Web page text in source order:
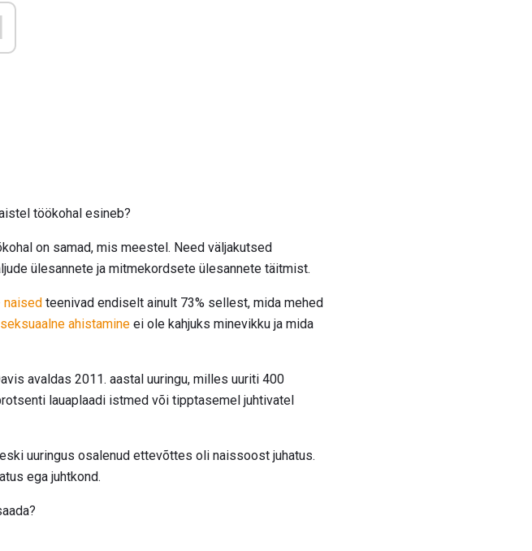
töökohal esineb?
on samad, mis meestel. Need väljakutsed
ülesannete ja mitmekordsete ülesannete täitmist.
naised teenivad endiselt ainult 73% sellest, mida mehed
seksuaalne ahistamine ei ole kahjuks minevikku ja mida
avaldas 2011. aastal uuringu, milles uuriti 400
lauaplaadi istmed või tipptasemel juhtivatel
uuringus osalenud ettevõttes oli naissoost juhatus.
ega juhtkond.